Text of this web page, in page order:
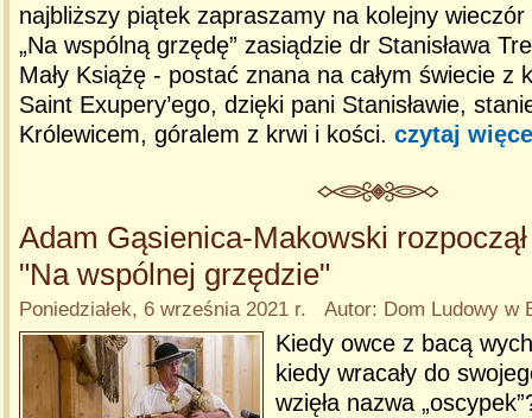
najbliższy piątek zapraszamy na kolejny
„Na wspólną grzędę” zasiądzie dr Stanisława
Mały Książę - postać znana na całym świecie z
Saint Exupery’ego, dzięki pani Stanisławie,
Królewicem, góralem z krwi i kości. czytaj
Adam Gąsienica-Makowski
"Na wspólnej grzędzie"
Poniedziałek, 6 września 2021 r. Autor: Dom Ludowy w
Kiedy owce z bacą
kiedy wracały do
wzięła nazwa